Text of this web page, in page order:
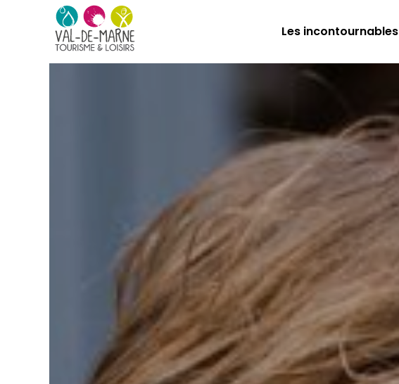
Les incontournables